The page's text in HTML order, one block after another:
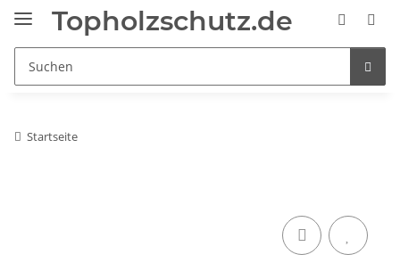
Topholzschutz.de
Startseite